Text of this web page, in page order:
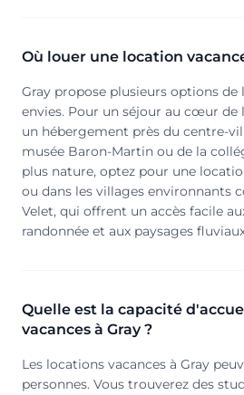
Où louer une location
Gray propose plusieurs options de
envies. Pour un séjour au cœur de
un hébergement près du centre-
musée Baron-Martin ou de la
plus nature, optez pour une
ou dans les villages environnants
Velet, qui offrent un accès facile
randonnée et aux paysages
Quelle est la capacité
vacances à Gray ?
Les locations vacances à Gray
personnes. Vous trouverez des